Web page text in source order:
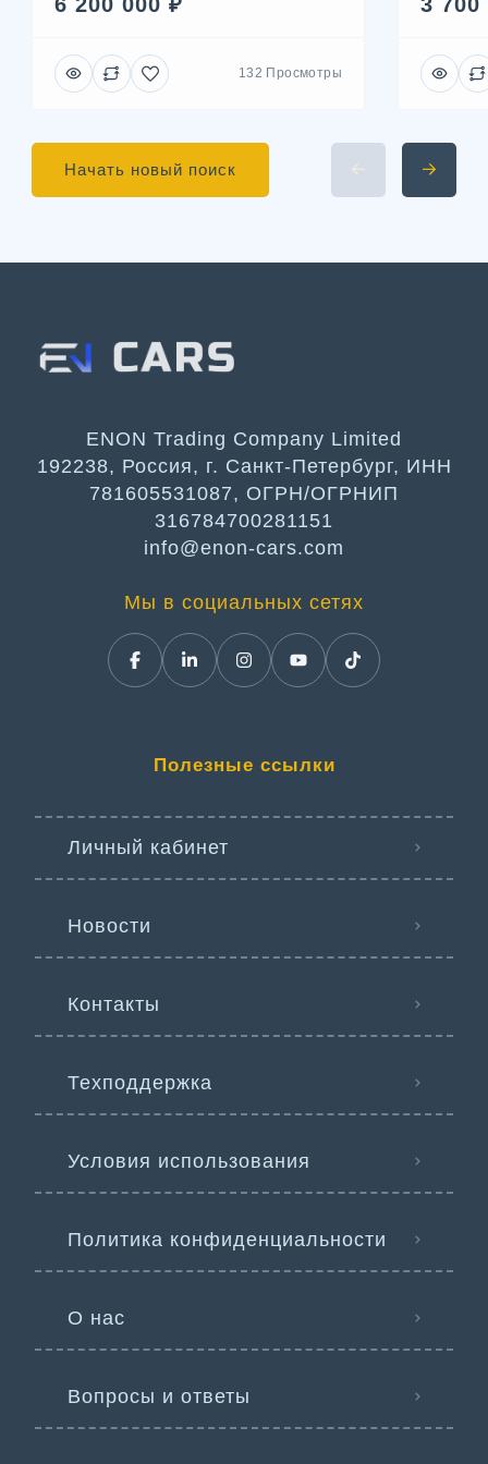
132 Просмотры
Начать новый поиск
ENON Trading Company Limited
192238, Россия, г. Санкт-Петербург, ИНН
781605531087, ОГРН/ОГРНИП
316784700281151
info@enon-cars.com
Мы в социальных сетях
Полезные ссылки
Личный кабинет
Новости
Контакты
Техподдержка
Условия использования
Политика конфиденциальности
О нас
Вопросы и ответы